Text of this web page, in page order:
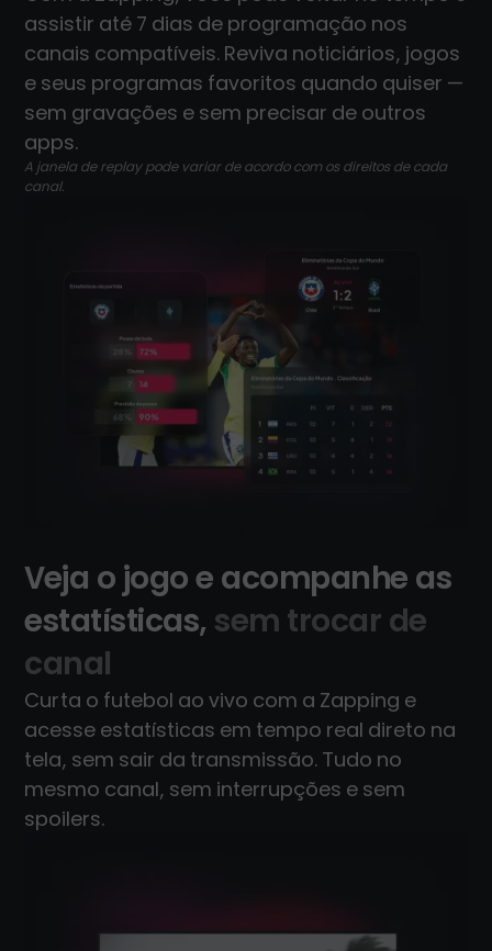
assistir até 7 dias de programação nos
canais compatíveis. Reviva noticiários, jogos
e seus programas favoritos quando quiser —
sem gravações e sem precisar de outros
apps.
A janela de replay pode variar de acordo com os direitos de cada
canal.
Veja o jogo e acompanhe as
estatísticas, sem trocar de
canal
Curta o futebol ao vivo com a Zapping e
acesse estatísticas em tempo real direto na
tela, sem sair da transmissão. Tudo no
mesmo canal, sem interrupções e sem
spoilers.